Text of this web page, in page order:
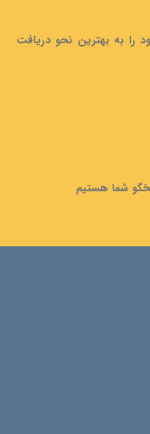
را به بهترین نحو دریافت